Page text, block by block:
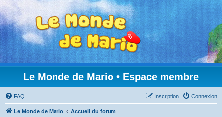
Le Monde de Mario • Espace membre
FAQ Connexion
Inscription
Le Monde de Mario Accueil du forum